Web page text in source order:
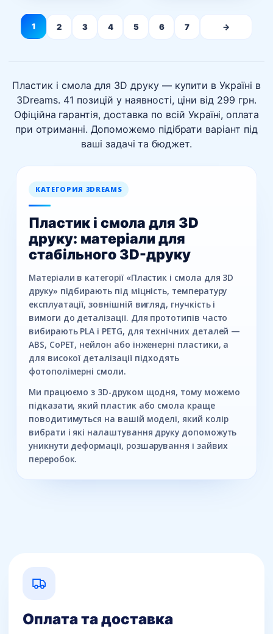
685грн.
1 2 3 4 5 6 7 →
Пластик і смола для 3D друку — купити в Україні в
3Dreams. 41 позицій у наявності, ціни від 299 грн.
Офіційна гарантія, доставка по всій Україні, оплата
при отриманні. Допоможемо підібрати варіант під
ваші задачі та бюджет.
КАТЕГОРИЯ 3DREAMS
Пластик і смола для 3D
друку: матеріали для
стабільного 3D-друку
Матеріали в категорії «Пластик і смола для 3D
друку» підбирають під міцність, температуру
експлуатації, зовнішній вигляд, гнучкість і
вимоги до деталізації. Для прототипів часто
вибирають PLA і PETG, для технічних деталей —
ABS, CoPET, нейлон або інженерні пластики, а
для високої деталізації підходять
фотополімерні смоли.
Ми працюємо з 3D-друком щодня, тому можемо
підказати, який пластик або смола краще
поводитимуться на вашій моделі, який колір
вибрати і які налаштування друку допоможуть
уникнути деформації, розшарування і зайвих
переробок.
Оплата та доставка